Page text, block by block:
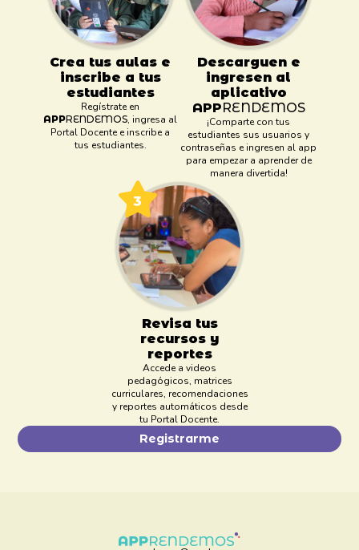
Crea tus aulas e
inscribe a tus
estudiantes
Regístrate en
APPRENDEMOS, ingresa al
Portal Docente e inscribe a
tus estudiantes.
Descarguen e
ingresen al
aplicativo
APP RENDEMOS
¡Comparte con tus
estudiantes sus usuarios y
contraseñas e ingresen al app
para empezar a aprender de
manera divertida!
Revisa tus
recursos y
reportes
Accede a videos
pedagógicos, matrices
curriculares, recomendaciones
y reportes automáticos desde
tu Portal Docente.
Registrarme